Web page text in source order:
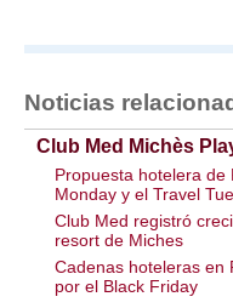
Noticias
Club Med Michès
Propuesta hotelera de
Monday y el Travel
Club Med registró
resort de Miches
Cadenas hoteleras en
por el Black Friday